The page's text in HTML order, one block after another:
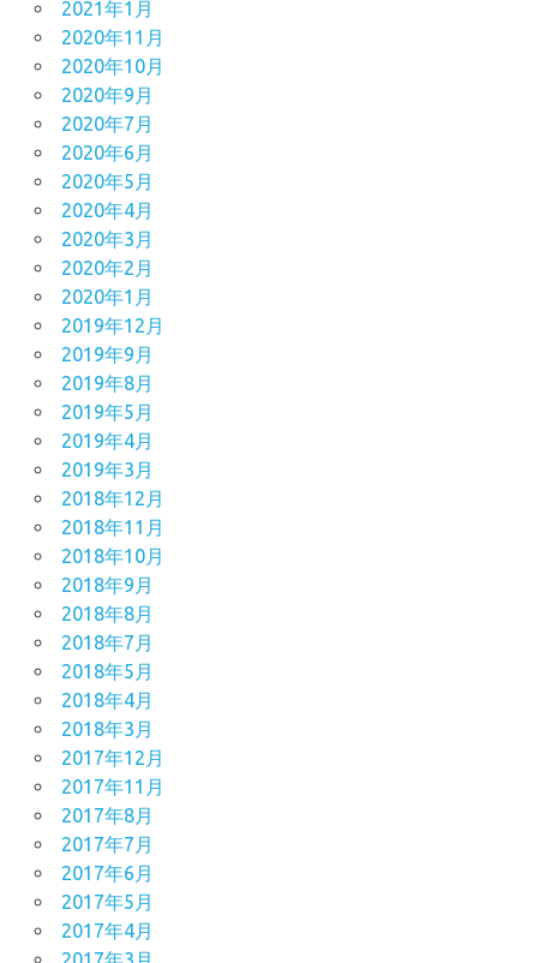
2021年1月
2020年11月
2020年10月
2020年9月
2020年7月
2020年6月
2020年5月
2020年4月
2020年3月
2020年2月
2020年1月
2019年12月
2019年9月
2019年8月
2019年5月
2019年4月
2019年3月
2018年12月
2018年11月
2018年10月
2018年9月
2018年8月
2018年7月
2018年5月
2018年4月
2018年3月
2017年12月
2017年11月
2017年8月
2017年7月
2017年6月
2017年5月
2017年4月